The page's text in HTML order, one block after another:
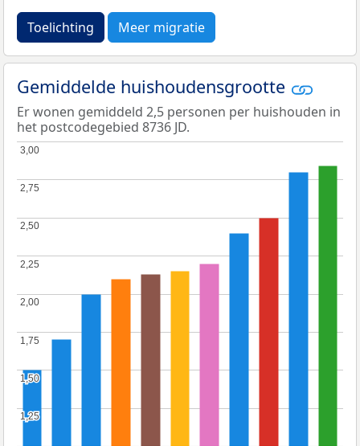
Toelichting Meer migratie
Gemiddelde huishoudensgrootte
Er wonen gemiddeld 2,5 personen per huishouden in
het postcodegebied 8736 JD.
1,25
1,25
1,50
1,50
1,75
1,75
2,00
2,00
2,25
2,25
2,50
2,50
2,75
2,75
3,00
3,00